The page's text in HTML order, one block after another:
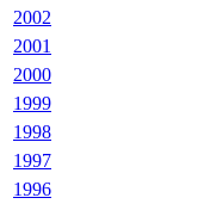
2002
2001
2000
1999
1998
1997
1996